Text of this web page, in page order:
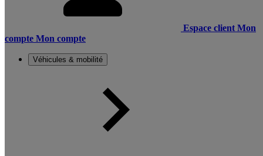
Espace client Mon
compte Mon compte
Véhicules & mobilité